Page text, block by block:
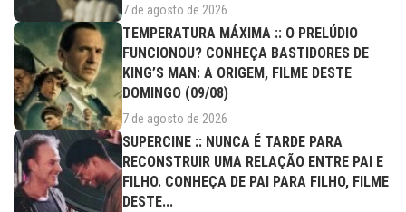
7 de agosto de 2026
TEMPERATURA MÁXIMA :: O PRELÚDIO
FUNCIONOU? CONHEÇA BASTIDORES DE
KING’S MAN: A ORIGEM, FILME DESTE
DOMINGO (09/08)
7 de agosto de 2026
SUPERCINE :: NUNCA É TARDE PARA
RECONSTRUIR UMA RELAÇÃO ENTRE PAI E
FILHO. CONHEÇA DE PAI PARA FILHO, FILME
DESTE...